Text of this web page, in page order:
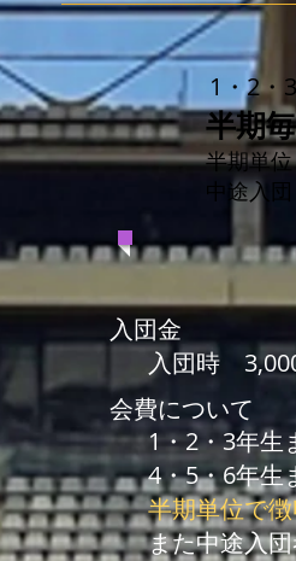
1・2・
半期
半期単
中途入
入団金
入団時
​会費について
1・2・3年
4・5・6年
半期単位で
また中途入